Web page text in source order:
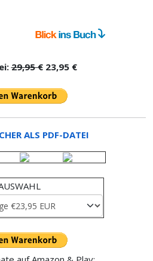
29,95 €23,95 €
ALS PDF-DATEI